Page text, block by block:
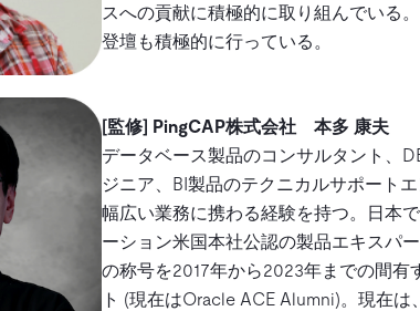
スへの貢献に積極的に取り組んでいる
登壇も積極的に行っている。
[監修] PingCAP株式会社 本多 康夫
データベース製品のコンサルタント、
ジニア、BI製品のテクニカルサポート
幅広い業務に携わる経験を持つ。日本
ーション米国本社公認の製品エキスパ
の称号を2017年から2023年までの間有
ト (現在はOracle ACE Alumni)。現在